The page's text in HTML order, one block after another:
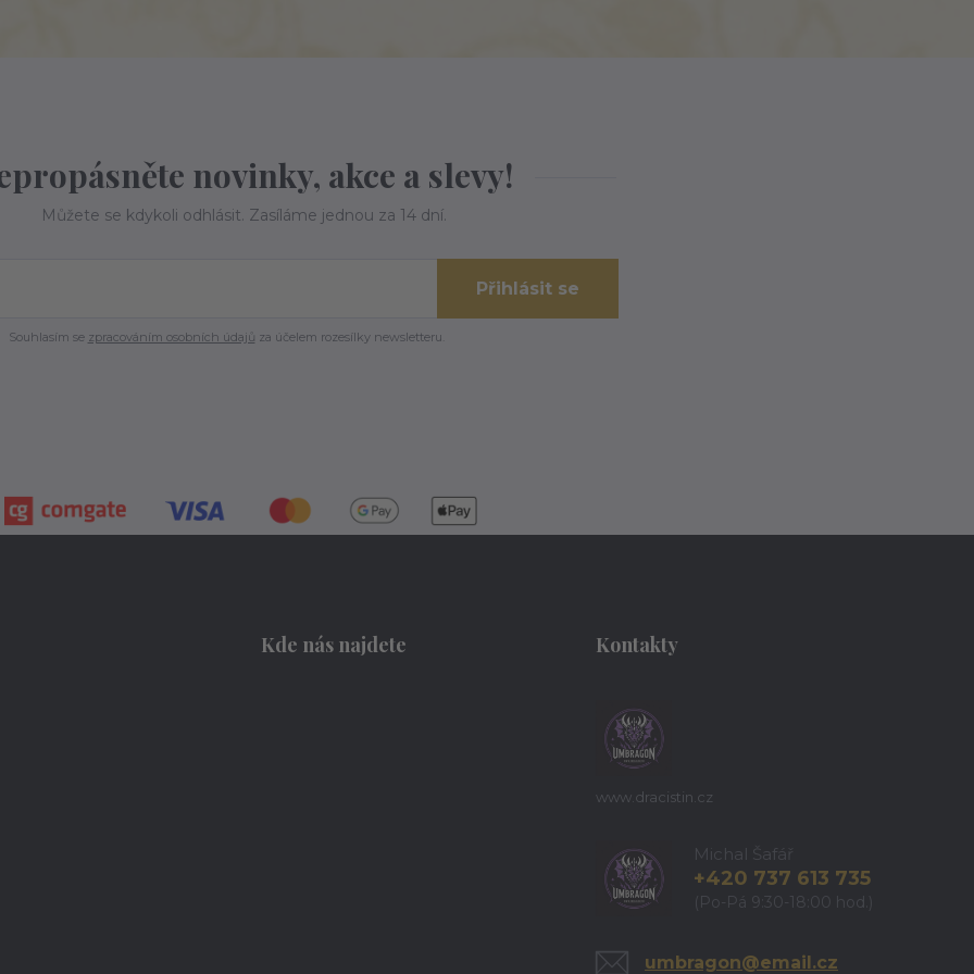
novinky, akce a slevy!
Můžete se kdykoli odhlásit. Zasíláme jednou za 14 dní.
Přihlásit se
Souhlasím se zpracováním osobních údajů za účelem rozesílky newsletteru.
Kde nás najdete Kontakty
www.dracistin.cz
Michal Šafář
+420 737 613 735
(Po-Pá 9:30-18:00 hod.)
umbragon@email.cz